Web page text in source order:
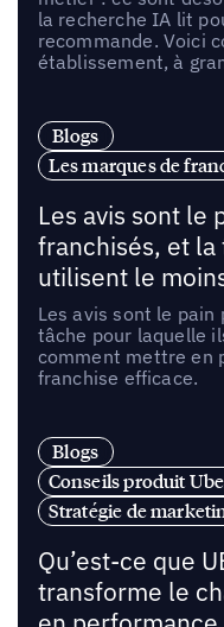
la recherche IA lit
recommande. Voici
établissement, à
Blogs
Les marques de
Les avis sont le
franchisés, et
utilisent le
Les avis sont le
tâche pour laquelle
comment mettre en
franchise efficace.
Blogs
Conseils produit
Stratégie de
Qu’est-ce que
transforme le